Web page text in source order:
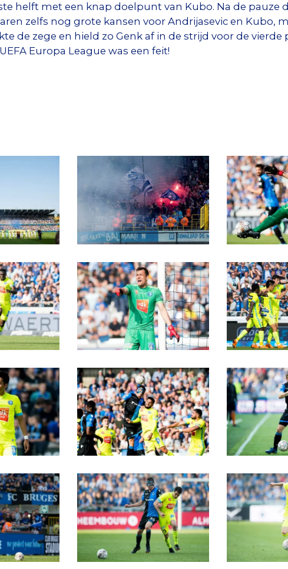
helft met een knap doelpunt van Kubo. Na de pauze
zelfs nog grote kansen voor Andrijasevic en Kubo,
de zege en hield zo Genk af in de strijd voor de vierde
Europa League was een feit!